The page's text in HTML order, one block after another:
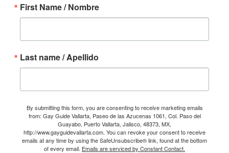
First Name / Nombre
Last name / Apellido
By submitting this form, you are consenting to receive marketing emails
from: Gay Guide Vallarta, Paseo de las Azucenas 1061, Col. Paso del
Guayabo, Puerto Vallarta, Jalisco, 48373, MX,
http://www.gayguidevallarta.com. You can revoke your consent to receive
emails at any time by using the SafeUnsubscribe® link, found at the bottom
of every email. Emails are serviced by Constant Contact.